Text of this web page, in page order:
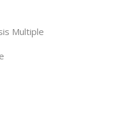
Multiple